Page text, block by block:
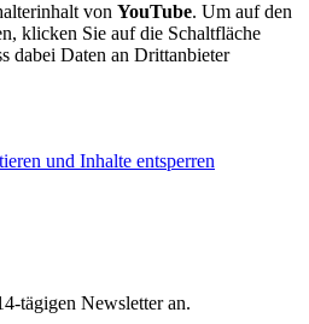
von YouTube. Um auf den
klicken Sie auf die Schaltfläche
dabei Daten an Drittanbieter
und Inhalte entsperren
tägigen Newsletter an.